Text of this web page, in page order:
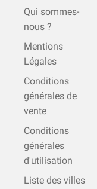
Qui sommes-
nous ?
Mentions
Légales
Conditions
générales de
vente
Conditions
générales
d'utilisation
Liste des villes